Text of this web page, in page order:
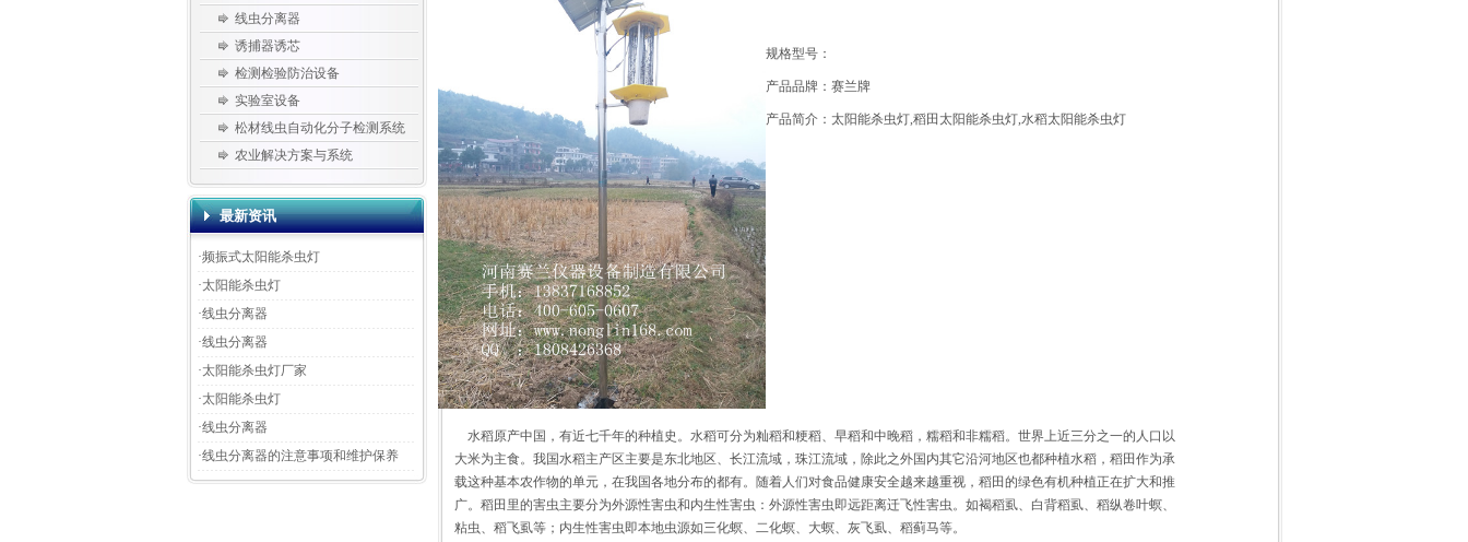
线虫分离器
诱捕器诱芯
检测检验防治设备
实验室设备
松材线虫自动化分子检测系统
农业解决方案与系统
最新资讯
·频振式太阳能杀虫灯
·太阳能杀虫灯
·线虫分离器
·线虫分离器
·太阳能杀虫灯厂家
·太阳能杀虫灯
·线虫分离器
·线虫分离器的注意事项和维护保养
规格型号：
产品品牌：赛兰牌
产品简介：太阳能杀虫灯,稻田太阳能杀虫灯,水稻太阳能杀虫灯
水稻原产中国，有近七千年的种植史。水稻可分为籼稻和粳稻、早稻和中晚稻，糯稻和非糯稻。世界上近三分之一的人口以
大米为主食。我国水稻主产区主要是东北地区、长江流域，珠江流域，除此之外国内其它沿河地区也都种植水稻，稻田作为承
载这种基本农作物的单元，在我国各地分布的都有。随着人们对食品健康安全越来越重视，稻田的绿色有机种植正在扩大和推
广。稻田里的害虫主要分为外源性害虫和内生性害虫：外源性害虫即远距离迁飞性害虫。如褐稻虱、白背稻虱、稻纵卷叶螟、
粘虫、稻飞虱等；内生性害虫即本地虫源如三化螟、二化螟、大螟、灰飞虱、稻蓟马等。